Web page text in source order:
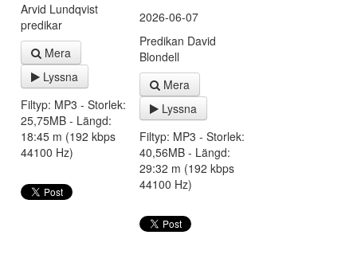
Arvid Lundqvist
predikar
Mera
Lyssna
Filtyp: MP3 - Storlek:
25,75MB - Längd:
18:45 m (192 kbps
44100 Hz)
2026-06-07
Predikan David
Blondell
Mera
Lyssna
Filtyp: MP3 - Storlek:
40,56MB - Längd:
29:32 m (192 kbps
44100 Hz)